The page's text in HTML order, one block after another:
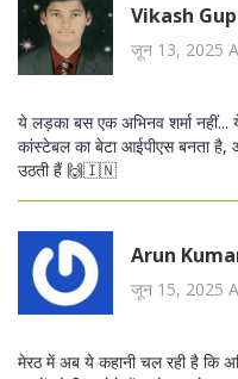
Vikash
जून 13, 2025
ये लड़का बस एक अभिनव शर्मा
कांस्टेबल का बेटा आईपीएस बनता है,
उठती हैं 🙌🇮🇳
Arun
जून 15, 2025
मेरठ में अब ये कहानी चल रही है कि